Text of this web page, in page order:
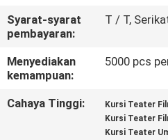
HUBUNGI
KAMI
BLOG
PERMINTAAN
Syarat-syarat
pembayaran:
T / T,
Menyediakan
kemampuan:
5000 pcs
Cahaya Tinggi: Kursi Teater
Kursi Teater
Kursi Teater